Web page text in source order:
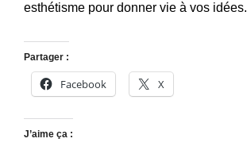
esthétisme pour donner vie à vos idées.
Partager :
Facebook X
J’aime ça :